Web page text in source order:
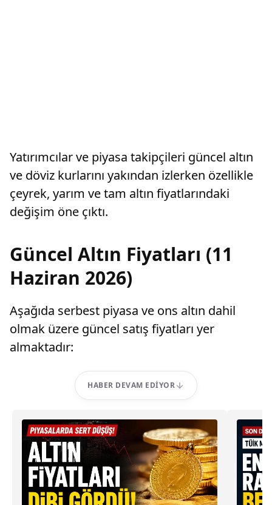
Yatırımcılar ve piyasa takipçileri güncel altın
ve döviz kurlarını yakından izlerken özellikle
çeyrek, yarım ve tam altın fiyatlarındaki
değişim öne çıktı.
Güncel Altın Fiyatları (11
Haziran 2026)
Aşağıda serbest piyasa ve ons altın dahil
olmak üzere güncel satış fiyatları yer
almaktadır:
HABER DEVAM EDIYOR